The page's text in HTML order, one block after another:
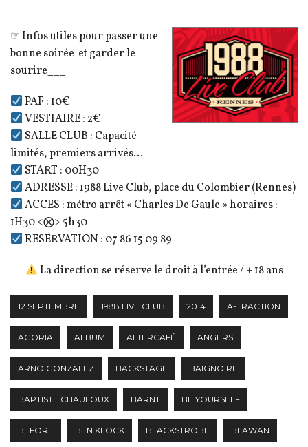
☞ Infos utiles pour passer une
bonne soirée et garder le
sourire___
PAF : 10€
VESTIAIRE : 2€
SALLE CLUB : Capacité
limités, premiers arrivés…
START : 00H30
ADRESSE : 1988 Live Club, place du Colombier (Rennes)
ACCES : métro arrêt « Charles De Gaule » horaires :
1H30 <⨂> 5h30
RESERVATION : 07 86 15 09 89
La direction se réserve le droit à l’entrée / + 18 ans
12 SEPTEMBRE 1988 LIVE CLUB 2014 A-TRACTION
AGORIA ALBUM ALTERCAFÉ ANGERS
ARNO GONZALEZ BACKSTAGE BAIGNOIRE
BAPTISTE CHAULOUX BARNT BE YOURSELF
BEFORE BEN KLOCK BLACKSTROBE BLAWAN